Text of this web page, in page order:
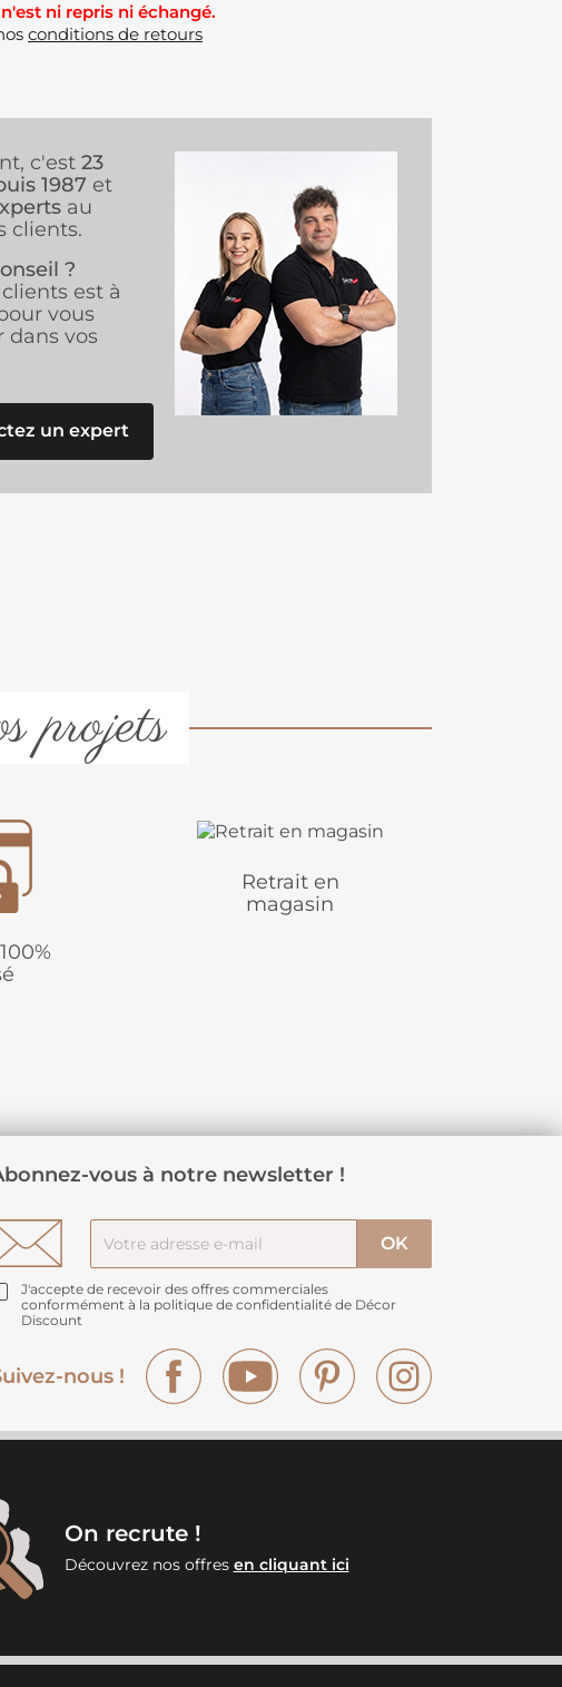
ni repris ni échangé.
conditions de retours
c'est 23
1987 et
au
clients.
?
est à
vous
dans vos
un expert
projets
Retrait en
magasin
vous à notre newsletter !
J'accepte de recevoir des offres commerciales
conformément à la politique de confidentialité de Décor
Discount
nous !
Facebook YouTube Pinterest
On recrute !
Découvrez nos offres en cliquant ici